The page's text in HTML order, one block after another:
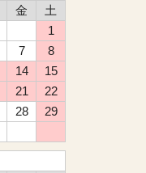
金
土
1
7
8
14
15
21
22
28
29